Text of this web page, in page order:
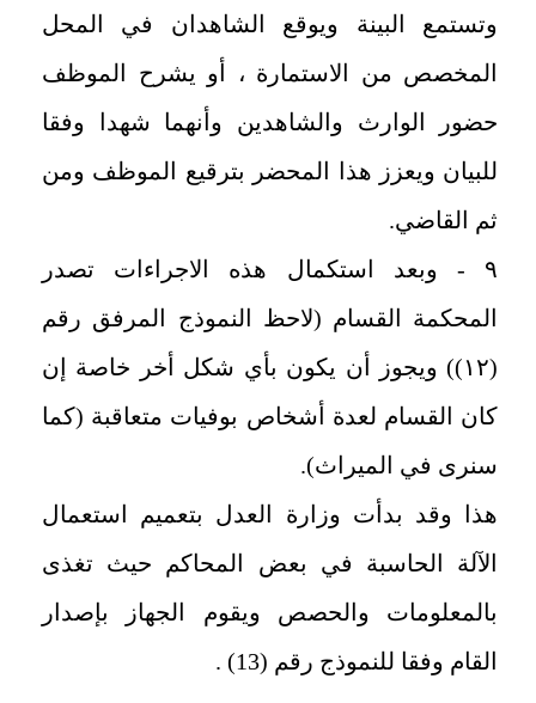
وتستمع البينة ويوقع الشاهدان في المحل
المخصص من الاستمارة ، أو يشرح الموظف
حضور الوارث والشاهدين وأنهما شهدا وفقا
للبيان ويعزز هذا المحضر بترقيع الموظف ومن
ثم القاضي.
٩ ‏- وبعد استكمال هذه الاجراءات تصدر
المحكمة القسام (لاحظ النموذج المرفق رقم
(١٢‏)) ويجوز أن يكون بأي شكل أخر خاصة إن
كان القسام لعدة أشخاص بوفيات متعاقبة (كما
سنرى في الميراث).
‏هذا وقد بدأت وزارة العدل بتعميم استعمال
الآلة الحاسبة في بعض المحاكم حيث تغذى
بالمعلومات والحصص ويقوم الجهاز بإصدار
القام وفقا للنموذج رقم (13) .